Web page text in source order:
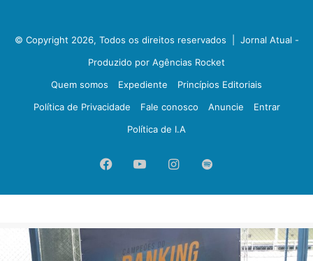
© Copyright 2026, Todos os direitos reservados | Jornal Atual -
Produzido por Agências Rocket
Quem somos
Expediente
Princípios Editoriais
Política de Privacidade
Fale conosco Anuncie
Entrar
Política de I.A
FacebookYouTubeInstagram
Spotify